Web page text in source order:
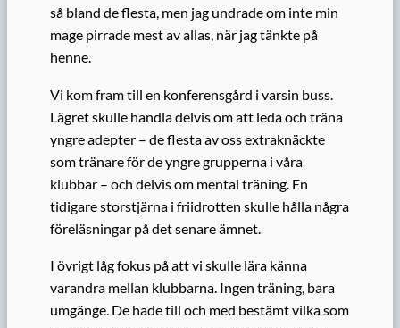
så bland de flesta, men jag undrade om inte min
mage pirrade mest av allas, när jag tänkte på
henne.
Vi kom fram till en konferensgård i varsin buss.
Lägret skulle handla delvis om att leda och träna
yngre adepter – de flesta av oss extraknäckte
som tränare för de yngre grupperna i våra
klubbar – och delvis om mental träning. En
tidigare storstjärna i friidrotten skulle hålla några
föreläsningar på det senare ämnet.
I övrigt låg fokus på att vi skulle lära känna
varandra mellan klubbarna. Ingen träning, bara
umgänge. De hade till och med bestämt vilka som